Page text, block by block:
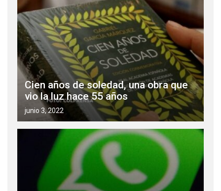
Cien años de soledad, una obra que
vio la luz hace 55 años
junio 3, 2022